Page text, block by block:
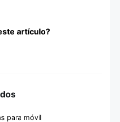
artículo?
para móvil